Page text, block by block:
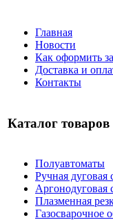
Главная
Новости
Как оформить
Доставка и
Контакты
Каталог товаров
Полуавтоматы
Ручная дуговая
Аргонодуговая
Плазменная
Газосварочное